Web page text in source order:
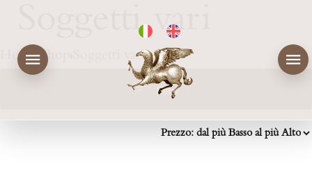
Soggetti vari
Home Shop Soggetti vari
Filtri